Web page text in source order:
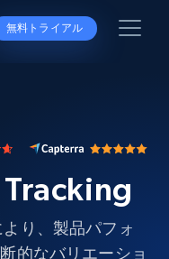
無料トライアル
り、製品パフォ
的なバリエーショ